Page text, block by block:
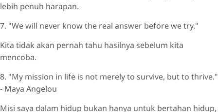
lebih penuh harapan.
7. "We will never know the real answer before we try."
Kita tidak akan pernah tahu hasilnya sebelum kita
mencoba.
8. "My mission in life is not merely to survive, but to thrive."
- Maya Angelou
Misi saya dalam hidup bukan hanya untuk bertahan hidup,